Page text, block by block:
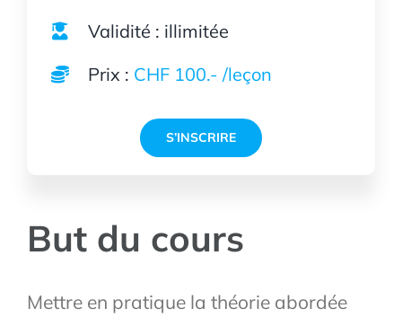
But du cours
Mettre en pratique la théorie abordée
Validité : illimitée
Prix : CHF 100.- /leçon
S’INSCRIRE